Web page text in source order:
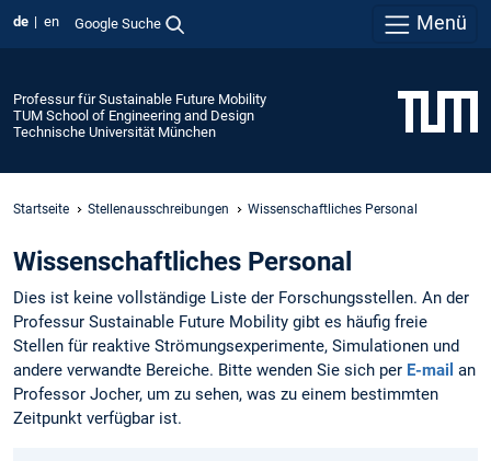
de en Google Suche Menü
Professur für Sustainable Future Mobility
TUM School of Engineering and Design
Technische Universität München
Startseite Stellenausschreibungen Wissenschaftliches Personal
Wissenschaftliches Personal
Dies ist keine vollständige Liste der Forschungsstellen. An der
Professur Sustainable Future Mobility gibt es häufig freie
Stellen für reaktive Strömungsexperimente, Simulationen und
andere verwandte Bereiche. Bitte wenden Sie sich per E-mail an
Professor Jocher, um zu sehen, was zu einem bestimmten
Zeitpunkt verfügbar ist.